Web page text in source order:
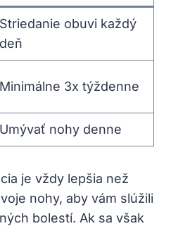
Striedanie obuvi každý
deň
Minimálne 3x týždenne
Umývať nohy denne
je vždy lepšia než
nohy, aby vám slúžili
bolestí. Ak sa však